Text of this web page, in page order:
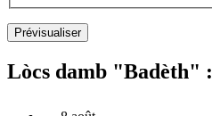
Lòcs damb "Badèth" :